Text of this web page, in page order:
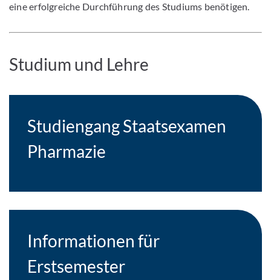
eine erfolgreiche Durchführung des Studiums benötigen.
Studium und Lehre
Studiengang Staatsexamen
Pharmazie
Informationen für
Erstsemester